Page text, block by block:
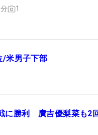
1
米男子下部
に勝利 廣吉優梨菜も2